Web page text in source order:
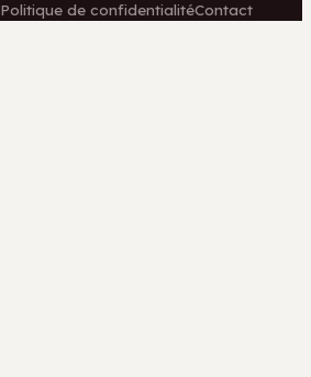
Politique de confidentialitéContact